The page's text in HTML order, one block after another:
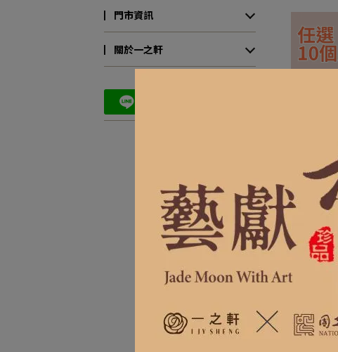
▏門市資訊
▏關於一之軒
【冷凍宅
10顆399